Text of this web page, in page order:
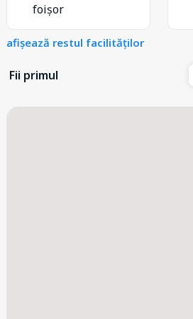
foișor
afișează restul facilităților
Fii primul